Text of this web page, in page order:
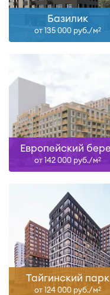
Базилик
от 135 000 руб./м2
Европейский
от 142 000 руб./м2
Тайгинский парк
от 124 000 руб./м2